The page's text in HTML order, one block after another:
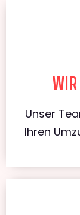
Unser
Ihren